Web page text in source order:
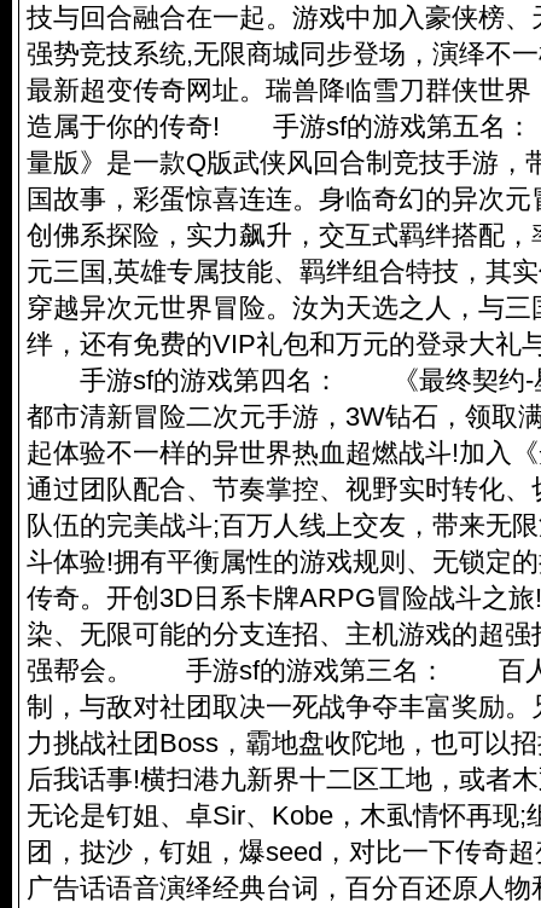
技与回合融合在一起。游戏中加入豪侠榜
强势竞技系统,无限商城同步登场，演绎不
最新超变传奇网址。瑞兽降临雪刀群侠世
造属于你的传奇! 手游sf的游戏第五名
量版》是一款Q版武侠风回合制竞技手游，
国故事，彩蛋惊喜连连。身临奇幻的异次
创佛系探险，实力飙升，交互式羁绊搭配
元三国,英雄专属技能、羁绊组合特技，其
穿越异次元世界冒险。汝为天选之人，与
绊，还有免费的VIP礼包和万元的登录大礼
手游sf的游戏第四名： 《最终契约-
都市清新冒险二次元手游，3W钻石，领取
起体验不一样的异世界热血超燃战斗!加入
通过团队配合、节奏掌控、视野实时转化
队伍的完美战斗;百万人线上交友，带来无
斗体验!拥有平衡属性的游戏规则、无锁定
传奇。开创3D日系卡牌ARPG冒险战斗之
染、无限可能的分支连招、主机游戏的超
强帮会。 手游sf的游戏第三名： 百人
制，与敌对社团取决一死战争夺丰富奖励
力挑战社团Boss，霸地盘收陀地，也可以
后我话事!横扫港九新界十二区工地，或者
无论是钉姐、卓Sir、Kobe，木虱情怀再现;
团，挞沙，钉姐，爆seed，对比一下传奇
广告话语音演绎经典台词，百分百还原人